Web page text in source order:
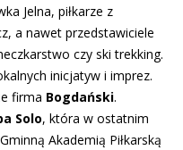
Jelna, piłkarze z
a nawet przedstawiciele
czy ski trekking.
inicjatyw i imprez.
firma Bogdański.
Solo, która w ostatnim
Akademią Piłkarską